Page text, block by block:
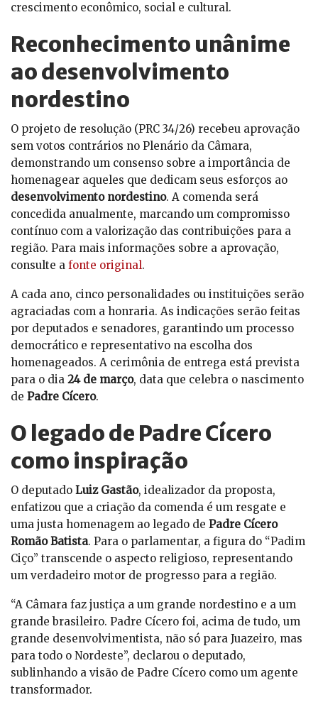
crescimento econômico, social e cultural.
Reconhecimento unânime
ao desenvolvimento
nordestino
O projeto de resolução (PRC 34/26) recebeu aprovação
sem votos contrários no Plenário da Câmara,
demonstrando um consenso sobre a importância de
homenagear aqueles que dedicam seus esforços ao
desenvolvimento nordestino. A comenda será
concedida anualmente, marcando um compromisso
contínuo com a valorização das contribuições para a
região. Para mais informações sobre a aprovação,
consulte a fonte original.
A cada ano, cinco personalidades ou instituições serão
agraciadas com a honraria. As indicações serão feitas
por deputados e senadores, garantindo um processo
democrático e representativo na escolha dos
homenageados. A cerimônia de entrega está prevista
para o dia 24 de março, data que celebra o nascimento
de Padre Cícero.
O legado de Padre Cícero
como inspiração
O deputado Luiz Gastão, idealizador da proposta,
enfatizou que a criação da comenda é um resgate e
uma justa homenagem ao legado de Padre Cícero
Romão Batista. Para o parlamentar, a figura do “Padim
Ciço” transcende o aspecto religioso, representando
um verdadeiro motor de progresso para a região.
“A Câmara faz justiça a um grande nordestino e a um
grande brasileiro. Padre Cícero foi, acima de tudo, um
grande desenvolvimentista, não só para Juazeiro, mas
para todo o Nordeste”, declarou o deputado,
sublinhando a visão de Padre Cícero como um agente
transformador.